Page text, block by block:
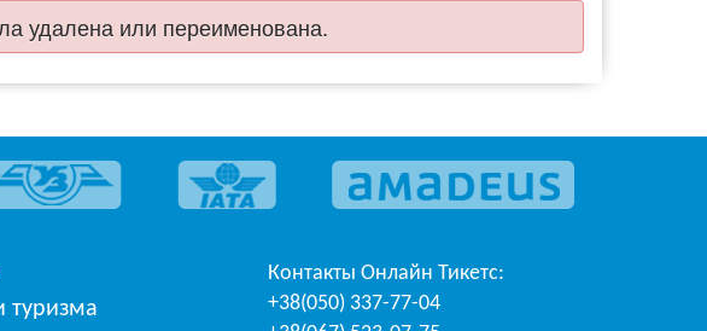
удалена или переименована.
туризма
Контакты Онлайн Тикетс:
+38(050) 337-77-04